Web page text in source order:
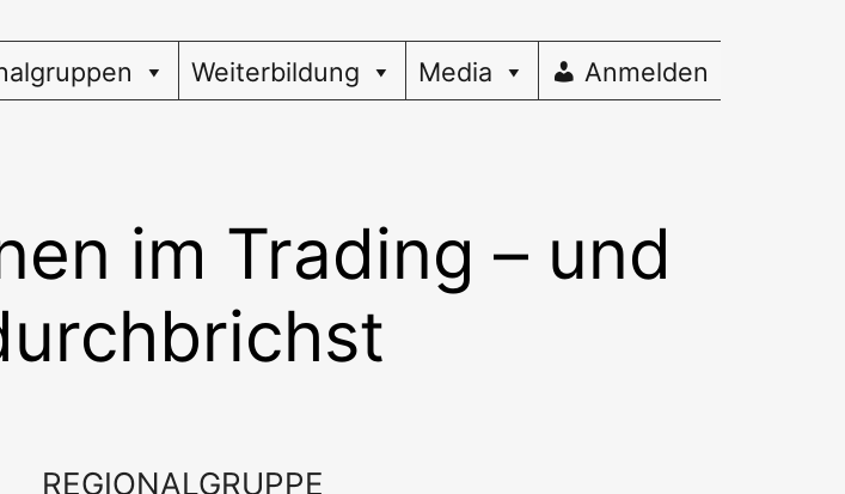
Weiterbildung Media Anmelden
im Trading – und
REGIONALGRUPPE